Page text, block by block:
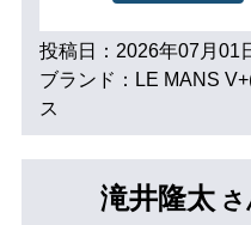
投稿日：2026年07月01
ブランド：LE MANS
ス
滝井隆太